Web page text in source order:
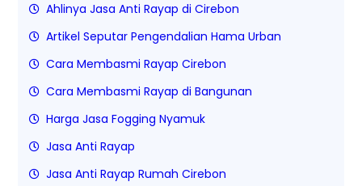
Ahlinya Jasa Anti Rayap di Cirebon
Artikel Seputar Pengendalian Hama Urban
Cara Membasmi Rayap Cirebon
Cara Membasmi Rayap di Bangunan
Harga Jasa Fogging Nyamuk
Jasa Anti Rayap
Jasa Anti Rayap Rumah Cirebon